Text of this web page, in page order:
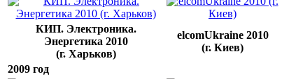
КИП. Электроника.
Энергетика 2010
(г. Харьков)
elcomUkraine 2010
(г. Киев)
2009 год